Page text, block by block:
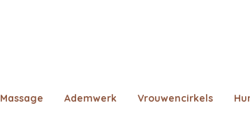
Massage Ademwerk Vrouwencirkels